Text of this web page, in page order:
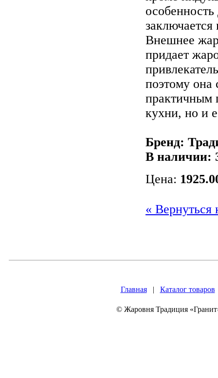
Внешнее
придает
поэтому она
практичным
кухни, но и
Бренд:
В наличии:
Цена:
« Вернуться
Главная| Каталог товаров
© Жаровня Традиция